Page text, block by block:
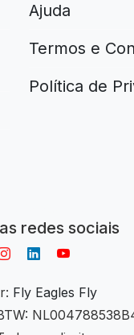
Ajuda
Termos e
Política de
redes sociais
Fly Eagles Fly